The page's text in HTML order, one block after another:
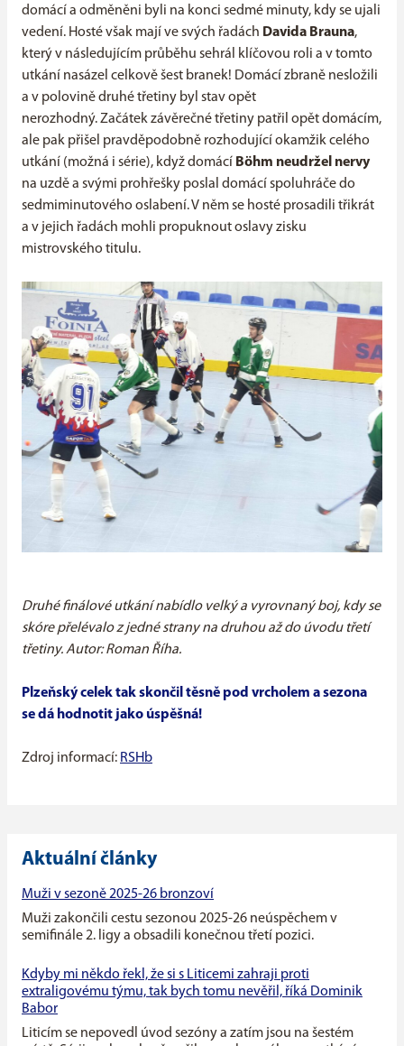
domácí a odměněni byli na konci sedmé minuty, kdy se ujali
vedení. Hosté však mají ve svých řadách Davida Brauna,
který v následujícím průběhu sehrál klíčovou roli a v tomto
utkání nasázel celkově šest branek! Domácí zbraně nesložili
a v polovině druhé třetiny byl stav opět
nerozhodný. Začátek závěrečné třetiny patřil opět domácím,
ale pak přišel pravděpodobně rozhodující okamžik celého
utkání (možná i série), když domácí Böhm neudržel nervy
na uzdě a svými prohřešky poslal domácí spoluhráče do
sedmiminutového oslabení. V něm se hosté prosadili třikrát
a v jejich řadách mohli propuknout oslavy zisku
mistrovského titulu.
Druhé finálové utkání nabídlo velký a vyrovnaný boj, kdy se
skóre přelévalo z jedné strany na druhou až do úvodu třetí
třetiny. Autor: Roman Říha.
Plzeňský celek tak skončil těsně pod vrcholem a sezona
se dá hodnotit jako úspěšná!
Zdroj informací: RSHb
Aktuální články
Muži v sezoně 2025-26 bronzoví
Muži zakončili cestu sezonou 2025-26 neúspěchem v
semifinále 2. ligy a obsadili konečnou třetí pozici.
Kdyby mi někdo řekl, že si s Liticemi zahraji proti
extraligovému týmu, tak bych tomu nevěřil, říká Dominik
Babor
Liticím se nepovedl úvod sezóny a zatím jsou na šestém